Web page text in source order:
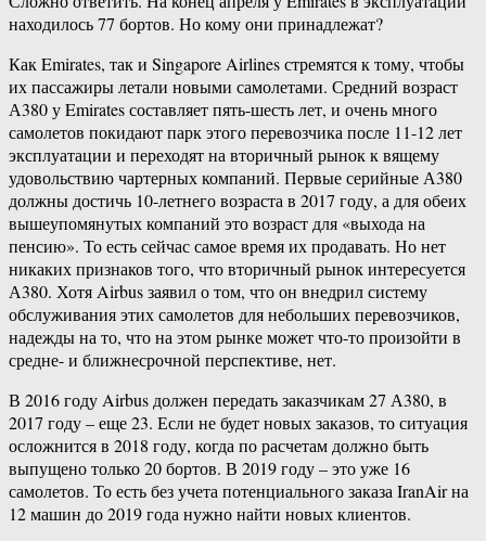
находилось 77 бортов. Но кому они принадлежат?
Как Emirates, так и Singapore Airlines стремятся к тому, чтобы
их пассажиры летали новыми самолетами. Средний возраст
А380 у Emirates составляет пять-шесть лет, и очень много
самолетов покидают парк этого перевозчика после 11-12 лет
эксплуатации и переходят на вторичный рынок к вящему
удовольствию чартерных компаний. Первые серийные А380
должны достичь 10-летнего возраста в 2017 году, а для обеих
вышеупомянутых компаний это возраст для «выхода на
пенсию». То есть сейчас самое время их продавать. Но нет
никаких признаков того, что вторичный рынок интересуется
А380. Хотя Airbus заявил о том, что он внедрил систему
обслуживания этих самолетов для небольших перевозчиков,
надежды на то, что на этом рынке может что-то произойти в
средне- и ближнесрочной перспективе, нет.
В 2016 году Airbus должен передать заказчикам 27 А380, в
2017 году – еще 23. Если не будет новых заказов, то ситуация
осложнится в 2018 году, когда по расчетам должно быть
выпущено только 20 бортов. В 2019 году – это уже 16
самолетов. То есть без учета потенциального заказа IranAir на
12 машин до 2019 года нужно найти новых клиентов.